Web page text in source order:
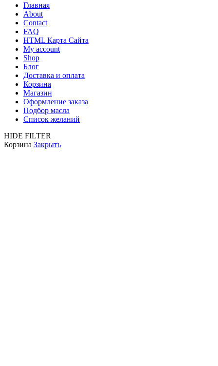
Главная
About
Contact
FAQ
HTML Карта Сайта
My account
Shop
Блог
Доставка и оплата
Корзина
Магазин
Оформление заказа
Подбор масла
Список желаний
HIDE FILTER
Корзина Закрыть